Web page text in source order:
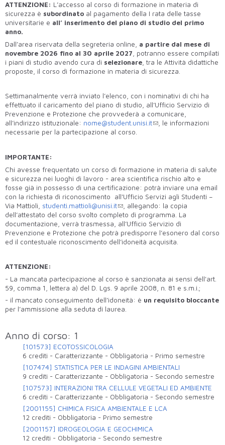
ATTENZIONE: L’accesso al corso di formazione in materia di
sicurezza è subordinato al pagamento della I rata delle tasse
universitarie e all’ inserimento del piano di studio del primo
anno.
Dall’area riservata della segreteria online, a partire dal mese di
novembre 2026 fino al 30 aprile 2027 , potranno essere compilati
i piani di studio avendo cura di selezionare , tra le Attività didattiche
proposte, il corso di formazione in materia di sicurezza.
Settimanalmente verrà inviato l’elenco, con i nominativi di chi ha
effettuato il caricamento del piano di studio, all’Ufficio Servizio di
Prevenzione e Protezione che provvederà a comunicare,
all’indirizzo istituzionale: nome@student.unisi.it
, le informazioni
necessarie per la partecipazione al corso.
IMPORTANTE:
Chi avesse frequentato un corso di formazione in materia di salute
e sicurezza nei luoghi di lavoro - area scientifica rischio alto e
fosse già in possesso di una certificazione: potrà inviare una email
con la richiesta di riconoscimento all’Ufficio Servizi agli Studenti –
Via Mattioli, studenti.mattioli@unisi.it
, allegando: la copia
dell’attestato del corso svolto completo di programma. La
documentazione, verrà trasmessa, all’Ufficio Servizio di
Prevenzione e Protezione che potrà predisporre l’esonero dal corso
ed il contestuale riconoscimento dell’idoneità acquisita.
ATTENZIONE:
- La mancata partecipazione al corso è sanzionata ai sensi dell'art.
59, comma 1, lettera a) del D. Lgs. 9 aprile 2008, n. 81 e s.m.i.;
- il mancato conseguimento dell’idoneità: è un requisito bloccante
per l’ammissione alla seduta di laurea.
Anno di corso: 1
[101573] ECOTOSSICOLOGIA
6 crediti - Caratterizzante - Obbligatoria - Primo semestre
[107474] STATISTICA PER LE INDAGINI AMBIENTALI
9 crediti - Caratterizzante - Obbligatoria - Secondo semestre
[107573] INTERAZIONI TRA CELLULE VEGETALI ED AMBIENTE
6 crediti - Caratterizzante - Obbligatoria - Secondo semestre
[2001155] CHIMICA FISICA AMBIENTALE E LCA
12 crediti - Obbligatoria - Primo semestre
[2001157] IDROGEOLOGIA E GEOCHIMICA
12 crediti - Obbligatoria - Secondo semestre